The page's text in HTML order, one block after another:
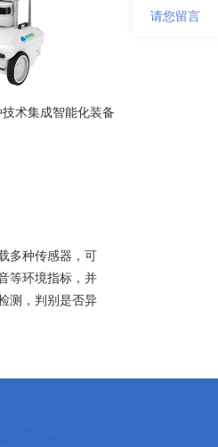
术集成智能化装备
多种传感器，可
等环境指标，并
测，判别是否异
请您留言